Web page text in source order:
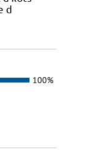
d
100%